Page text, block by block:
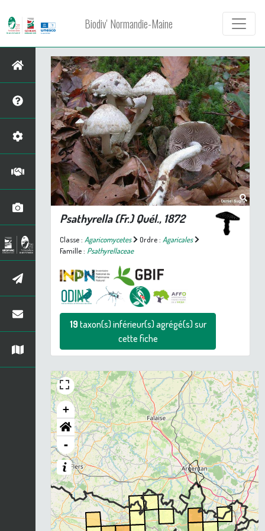
Biodiv' Normandie-Maine
Psathyrella(Fr.) Quél., 1872
Classe : Agaricomycetes Ordre : Agaricales
Famille : Psathyrellaceae
19 taxon(s) inférieur(s) agrégé(s) sur
cette fiche
+
-